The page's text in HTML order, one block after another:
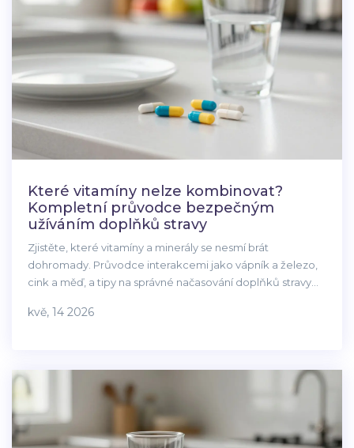
Které vitamíny nelze kombinovat?
Kompletní průvodce bezpečným
užíváním doplňků stravy
Zjistěte, které vitamíny a minerály se nesmí brát
dohromady. Průvodce interakcemi jako vápník a železo,
cink a měď, a tipy na správné načasování doplňků stravy
kvě, 14 2026